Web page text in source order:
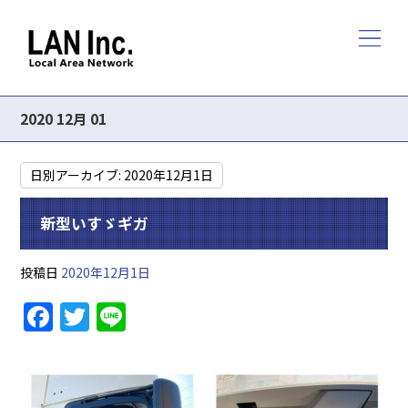
2020 12月 01
日別アーカイブ: 2020年12月1日
新型いすゞギガ
投稿日 2020年12月1日
F
a
c
T
w
itte